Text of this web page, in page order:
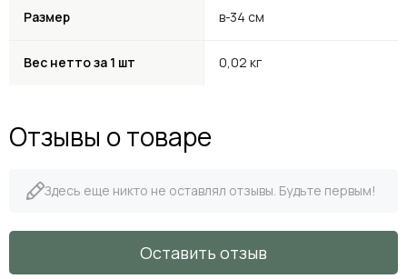
Размер в-34 см
Вес нетто за 1 шт 0,02 кг
Отзывы о товаре
Здесь еще никто не оставлял отзывы. Будьте первым!
Оставить отзыв